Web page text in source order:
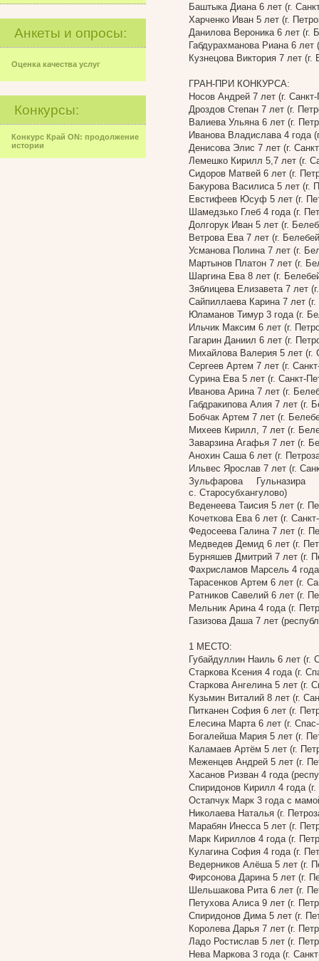
Анкеты и опросы:
Оценка качества услуг
Конкурсы:
Конкурс Край ON: продолжение
истории
Баштыка Диана 6 лет (г.
Харченко Иван 5 лет (г.
Данилова Вероника 6 лет (г.
Габдурахманова Риана 6 лет
Кузнецова Виктория 7 лет (г.
ГРАН-ПРИ КОНКУРСА:
Носов Андрей 7 лет (г. Санкт-
Дроздов Степан 7 лет (г.
Валиева Ульяна 6 лет (г.
Иванова Владислава 4 года
Денисова Элис 7 лет (г.
Лемешко Кирилл 5,7 лет (г.
Сидоров Матвей 6 лет (г.
Бакурова Василиса 5 лет (г.
Евстифеев Юсуф 5 лет (г.
Шамедзько Глеб 4 года (г.
Долгорук Иван 5 лет (г.
Ветрова Ева 7 лет (г.
Усманова Полина 7 лет (г.
Мартынов Платон 7 лет (г.
Шаргина Ева 8 лет (г.
Зяблицева Елизавета 7 лет
Сайпиллаева Карина 7 лет
Юламанов Тимур 3 года (г.
Ильчик Максим 6 лет (г.
Гагарин Даниил 6 лет (г.
Михайлова Валерия 5 лет (г.
Сергеев Артем 7 лет (г.
Сурина Ева 5 лет (г. Санкт-
Иванова Арина 7 лет (г.
Габдракипова Алия 7 лет (г.
Бобчак Артем 7 лет (г.
Михеев Кирилл, 7 лет (г.
Заварзина Агафья 7 лет (г.
Анохин Саша 6 лет (г.
Ильвес Ярослав 7 лет (г.
Зульфарова
с. Старосубхангулово)
Веденеева Таисия 5 лет (г.
Кочеткова Ева 6 лет (г.
Федосеева Галина 7 лет (г.
Медведев Демид 6 лет (г.
Бурняшев Дмитрий 7 лет (г.
Фахрисламов Марсель 4
Тарасенков Артем 6 лет (г.
Ратников Савелий 6 лет (г.
Мельник Арина 4 года (г.
Газизова Даша 7 лет
1 МЕСТО:
Губайдуллин Наиль 6 лет (г.
Старкова Ксения 4 года (г.
Старкова Ангелина 5 лет (г.
Кузьмин Виталий 8 лет (г.
Питканен София 6 лет (г.
Елесина Марта 6 лет (г.
Богалейша Мария 5 лет (г.
Каламаев Артём 5 лет (г.
Меженцев Андрей 5 лет (г.
Хасанов Ризван 4 года
Спиридонов Кирилл 4 года (г.
Остапчук Марк 3 года с
Николаева Наталья (г.
Марабян Инесса 5 лет (г.
Марк Кириллов 4 года (г.
Кулагина София 4 года (г.
Ведерников Алёша 5 лет (г.
Фирсонова Дарина 5 лет (г.
Шельшакова Рита 6 лет (г.
Петухова Алиса 9 лет (г.
Спиридонов Дима 5 лет (г.
Королева Дарья 7 лет (г.
Ладо Ростислав 5 лет (г.
Нева Маркова 3 года (г.